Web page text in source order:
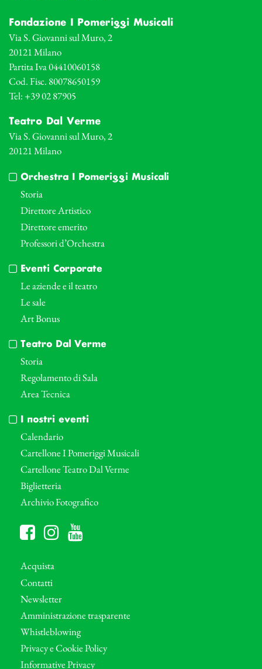
Fondazione I Pomeriggi Musicali
Via S. Giovanni sul Muro, 2
20121 Milano
Partita Iva 04410060158
Cod. Fisc. 80078650159
Tel: +39 02 87905
Teatro Dal Verme
Via S. Giovanni sul Muro, 2
20121 Milano
Orchestra I Pomeriggi Musicali
Storia
Direttore Artistico
Direttore emerito
Professori d’Orchestra
Eventi Corporate
Le aziende e il teatro
Le sale
Art Bonus
Teatro Dal Verme
Storia
Regolamento di Sala
Area Tecnica
I nostri eventi
Calendario
Cartellone I Pomeriggi Musicali
Cartellone Teatro Dal Verme
Biglietteria
Archivio Fotografico
Acquista
Contatti
Newsletter
Amministrazione trasparente
Whistleblowing
Privacy e Cookie Policy
Informative Privacy